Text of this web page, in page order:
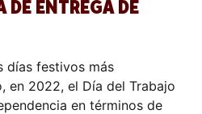
DE ENTREGA DE
días festivos más
en 2022, el Día del Trabajo
en términos de